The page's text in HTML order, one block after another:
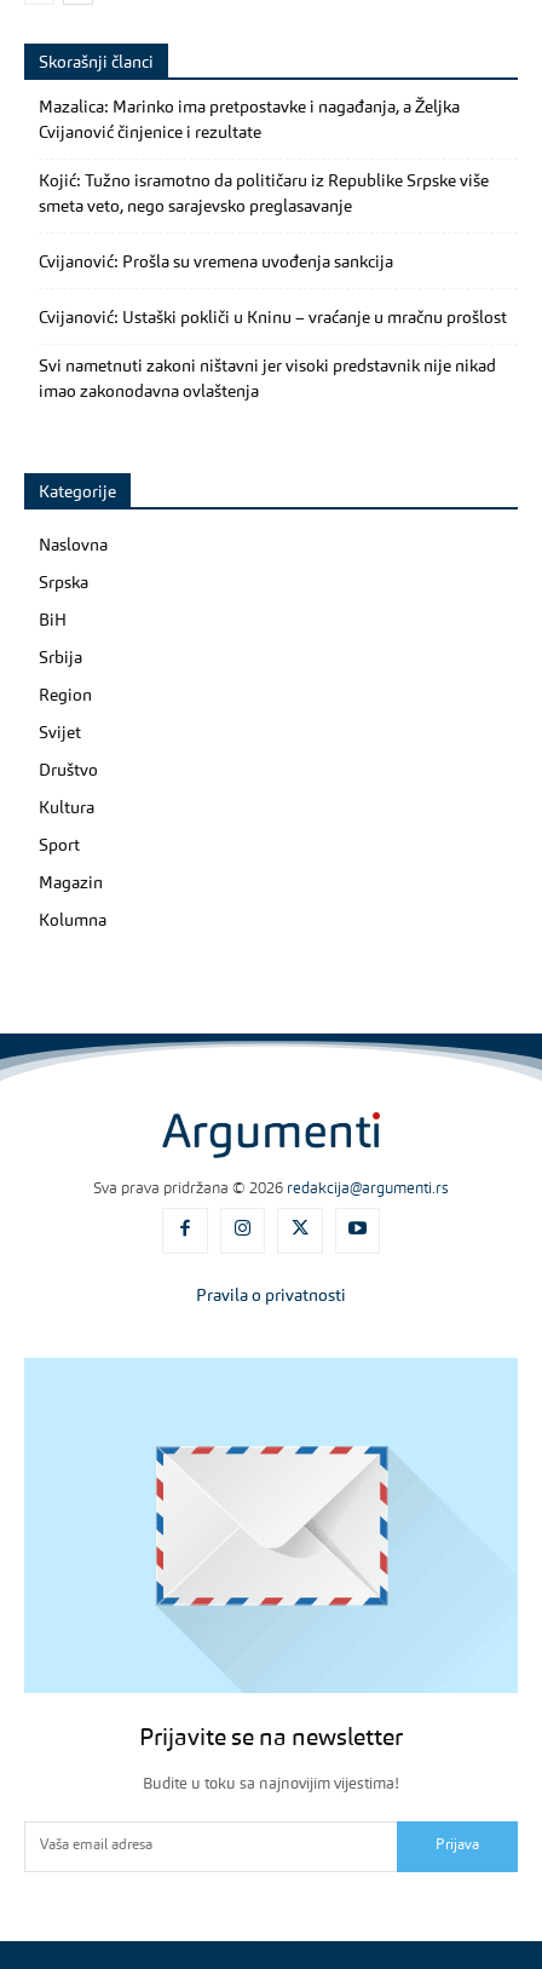
Skorašnji članci
Mazalica: Marinko ima pretpostavke i nagađanja, a Željka
Cvijanović činjenice i rezultate
Kojić: Tužno isramotno da političaru iz Republike Srpske više
smeta veto, nego sarajevsko preglasavanje
Cvijanović: Prošla su vremena uvođenja sankcija
Cvijanović: Ustaški pokliči u Kninu – vraćanje u mračnu prošlost
Svi nametnuti zakoni ništavni jer visoki predstavnik nije nikad
imao zakonodavna ovlaštenja
Kategorije
Naslovna
Srpska
BiH
Srbija
Region
Svijet
Društvo
Kultura
Sport
Magazin
Kolumna
Sva prava pridržana © 2026 redakcija@argumenti.rs
Pravila o privatnosti
Prijavite se na newsletter
Budite u toku sa najnovijim vijestima!
Prijava